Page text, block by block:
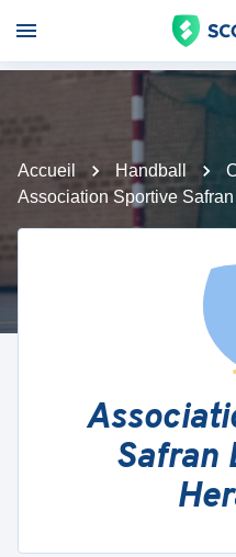
Accueil Handball
Association Sportive
Safran